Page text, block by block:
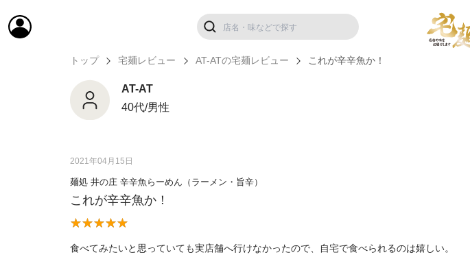
トップ 宅麺レビュー AT-ATの宅麺レビュー これが辛辛魚か！
AT-AT
40代/男性
2021年04月15日
麺処 井の庄 辛辛魚らーめん（ラーメン・旨辛）
これが辛辛魚か！
食べてみたいと思っていても実店舗へ行けなかったので、自宅で食べられるのは嬉しい。